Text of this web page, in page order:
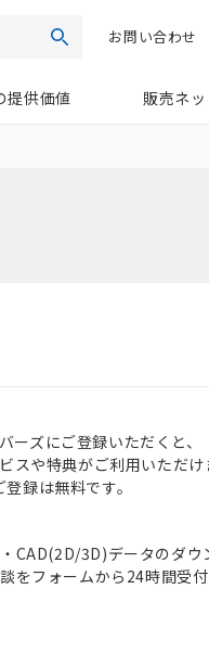
検索お問い合わせ
提供価値 販売ネ
ーズにご登録いただくと、
スや特典がご利用いただけ
登録は無料です。
CAD(2D/3D)データのダウ
をフォームから24時間受付